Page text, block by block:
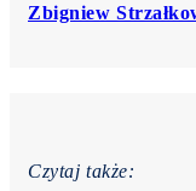
Zbigniew
Czytaj także: